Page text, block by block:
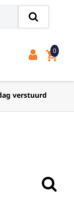
shopping_cart
0
verstuurd